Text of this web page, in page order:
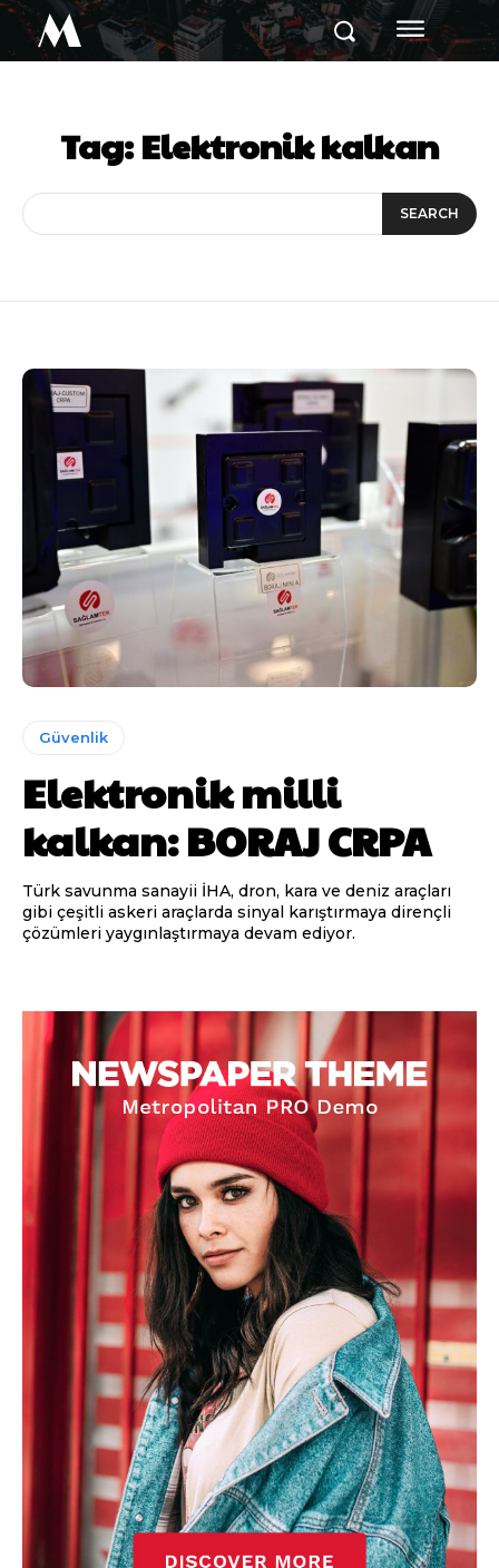
M
Tag:Elektronik kalkan
SEARCH
Güvenlik
Elektronik milli
kalkan: BORAJ CRPA
Türk savunma sanayii İHA, dron, kara ve deniz araçları
gibi çeşitli askeri araçlarda sinyal karıştırmaya dirençli
çözümleri yaygınlaştırmaya devam ediyor.